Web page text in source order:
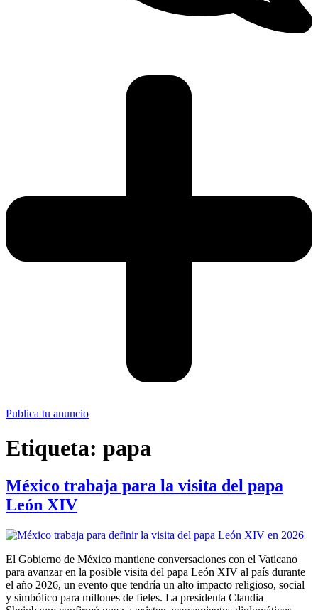
Publica tu anuncio
Etiqueta: papa
México trabaja para la visita del papa
León XIV
El Gobierno de México mantiene conversaciones con el Vaticano
para avanzar en la posible visita del papa León XIV al país durante
el año 2026, un evento que tendría un alto impacto religioso, social
y simbólico para millones de fieles. La presidenta Claudia